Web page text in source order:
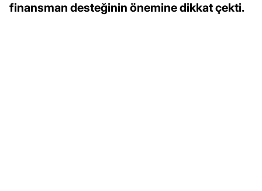
finansman desteğinin önemine dikkat çekti.